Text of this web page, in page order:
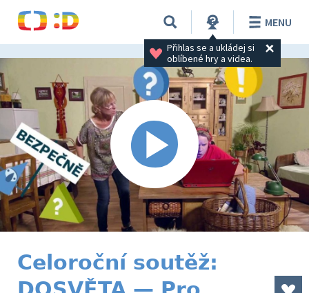
Přihlas se a ukládej si
oblíbené hry a videa.
MENU
Celoroční soutěž: